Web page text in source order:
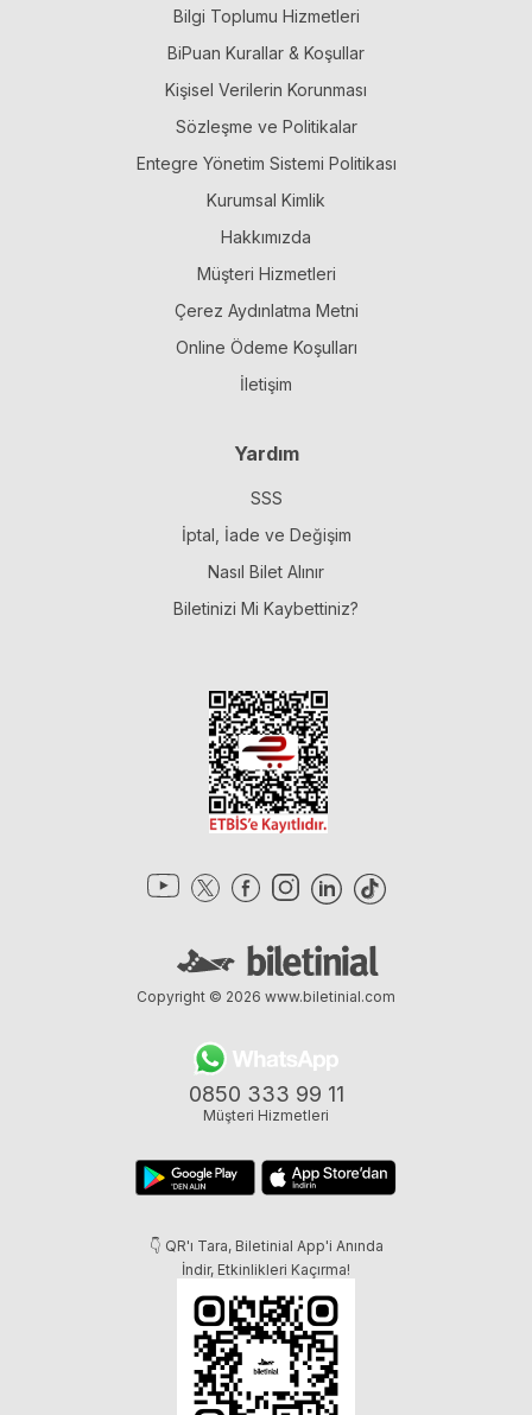
Bilgi Toplumu Hizmetleri
BiPuan Kurallar & Koşullar
Kişisel Verilerin Korunması
Sözleşme ve Politikalar
Entegre Yönetim Sistemi Politikası
Kurumsal Kimlik
Hakkımızda
Müşteri Hizmetleri
Çerez Aydınlatma Metni
Online Ödeme Koşulları
İletişim
Yardım
SSS
İptal, İade ve Değişim
Nasıl Bilet Alınır
Biletinizi Mi Kaybettiniz?
0850 333 99 11
Müşteri Hizmetleri
👇 QR'ı Tara, Biletinial App'i Anında
İndir, Etkinlikleri Kaçırma!
Copyright © 2026 www.biletinial.com